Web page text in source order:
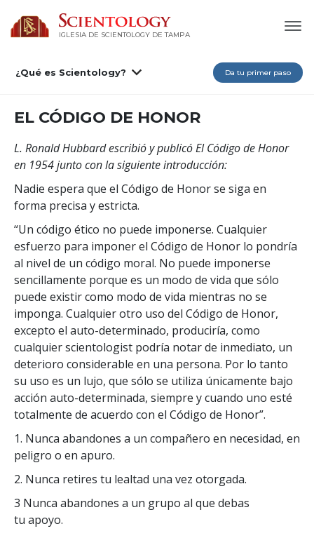
IGLESIA DE SCIENTOLOGY DE TAMPA
¿Qué es Scientology? Da tu primer paso
EL CÓDIGO DE HONOR
L. Ronald Hubbard escribió y publicó El Código de Honor
en 1954 junto con la siguiente introducción:
Nadie espera que el Código de Honor se siga en
forma precisa y estricta.
“Un código ético no puede imponerse. Cualquier
esfuerzo para imponer el Código de Honor lo pondría
al nivel de un código moral. No puede imponerse
sencillamente porque es un modo de vida que sólo
puede existir como modo de vida mientras no se
imponga. Cualquier otro uso del Código de Honor,
excepto el auto-determinado, produciría, como
cualquier scientologist podría notar de inmediato, un
deterioro considerable en una persona. Por lo tanto
su uso es un lujo, que sólo se utiliza únicamente bajo
acción auto-determinada, siempre y cuando uno esté
totalmente de acuerdo con el Código de Honor”.
1. Nunca abandones a un compañero en necesidad, en
peligro o en apuro.
2. Nunca retires tu lealtad una vez otorgada.
3 Nunca abandones a un grupo al que debas
tu apoyo.